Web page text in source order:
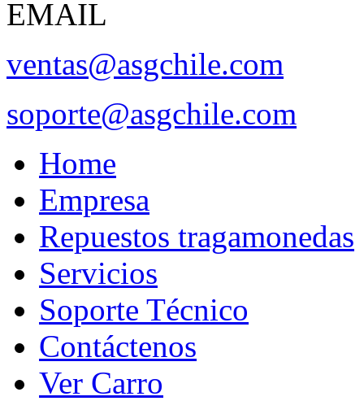
EMAIL
ventas@asgchile.com
soporte@asgchile.com
Home
Empresa
Repuestos tragamonedas
Servicios
Soporte Técnico
Contáctenos
Ver Carro